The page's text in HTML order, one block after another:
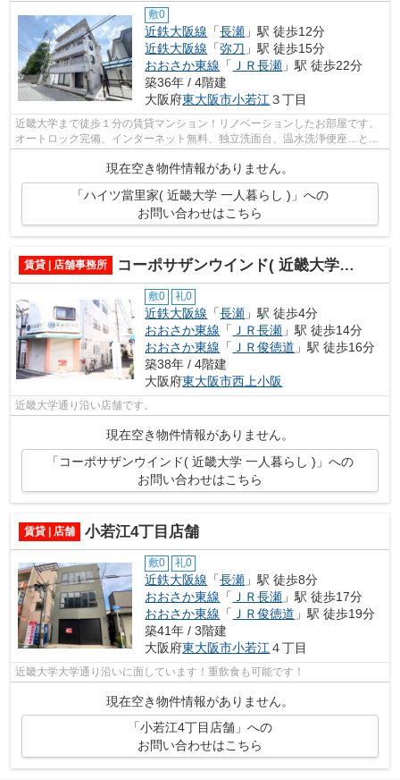
敷0
近鉄大阪線 「長瀬 」駅 徒歩12分
近鉄大阪線 「弥刀 」駅 徒歩15分
おおさか東線 「 ＪＲ長瀬 」駅 徒歩22分
築36年 / 4階建
大阪府東大阪市小若江３丁目
近畿大学まで徒歩１分の賃貸マンション！リノベーションしたお部屋です。
オートロック完備、インターネット無料、独立洗面台、温水洗浄便座…と見
現在空き物件情報がありません。
「ハイツ當里家( 近畿大学 一人暮らし )」への
お問い合わせはこちら
賃貸 | 店舗事務所 コーポサザンウインド( 近畿大学 一人暮らし )
敷0 礼0
近鉄大阪線 「長瀬 」駅 徒歩4分
おおさか東線 「 ＪＲ長瀬 」駅 徒歩14分
おおさか東線 「 ＪＲ俊徳道 」駅 徒歩16分
築38年 / 4階建
大阪府東大阪市西上小阪
近畿大学通り沿い店舗です。
現在空き物件情報がありません。
「コーポサザンウインド( 近畿大学 一人暮らし )」への
お問い合わせはこちら
賃貸 | 店舗 小若江4丁目店舗
敷0 礼0
近鉄大阪線 「長瀬 」駅 徒歩8分
おおさか東線 「 ＪＲ長瀬 」駅 徒歩17分
おおさか東線 「 ＪＲ俊徳道 」駅 徒歩19分
築41年 / 3階建
大阪府東大阪市小若江 ４丁目
近畿大学大学通り沿いに面しています！重飲食も可能です！
現在空き物件情報がありません。
「小若江4丁目店舗」への
お問い合わせはこちら